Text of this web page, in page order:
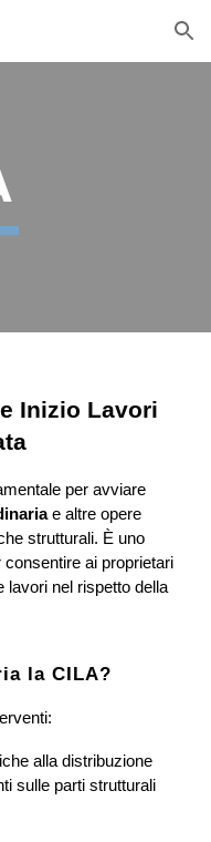
Skip to navigation
Inizio Lavori
per avviare
e altre opere
strutturali. È uno
ai proprietari
lavori nel rispetto della
la CILA?
alla distribuzione
sulle parti strutturali